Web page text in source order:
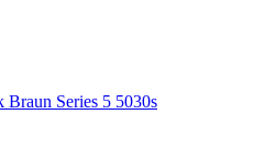
Series 5 5030s